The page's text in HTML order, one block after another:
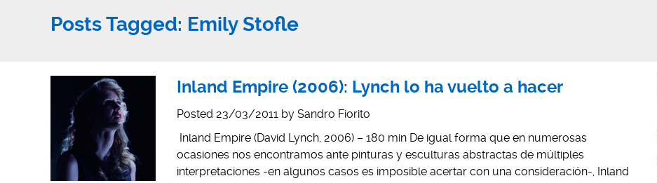
Posts Tagged: Emily Stofle
Inland Empire (2006): Lynch lo ha vuelto a hacer
Posted 23/03/2011 by Sandro Fiorito
Inland Empire (David Lynch, 2006) – 180 min De igual forma que en numerosas
ocasiones nos encontramos ante pinturas y esculturas abstractas de múltiples
interpretaciones -en algunos casos es imposible acertar con una consideración-, Inland